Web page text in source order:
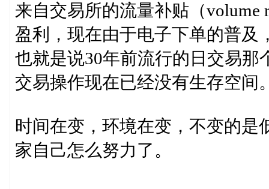
来自交易所的流量补贴（volume
盈利，现在由于电子下单的普及
也就是说30年前流行的日交易
交易操作现在已经没有生存空间
时间在变，环境在变，不变的是
家自己怎么努力了。